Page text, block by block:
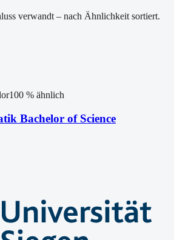
verwandt – nach Ähnlichkeit sortiert.
100 % ähnlich
Bachelor of Science